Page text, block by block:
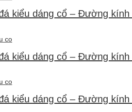
kiểu dáng cổ – Đường kính
kiểu dáng cổ – Đường kính
kiểu dáng cổ – Đường kính